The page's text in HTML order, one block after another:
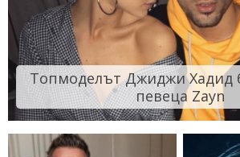
Топмоделът Джиджи Хадид
певеца Zayn